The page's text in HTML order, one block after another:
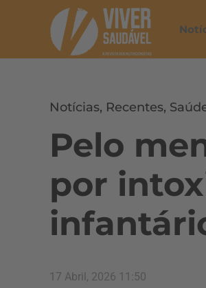
Notícias, Recentes,
Pelo
por
17 Abril, 2026 11:50